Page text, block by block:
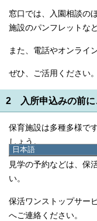
日本語
日本語
한국어
繁體中文
窓口では、入園相談の
施設のパンフレットな
また、電話やオンライ
ぜひ、ご活用ください。
2 入所申込みの前に
保育施設は多種多様で
しょう。
見学の予約などは、保
い。
保活ワンストップサー
へご連絡ください。